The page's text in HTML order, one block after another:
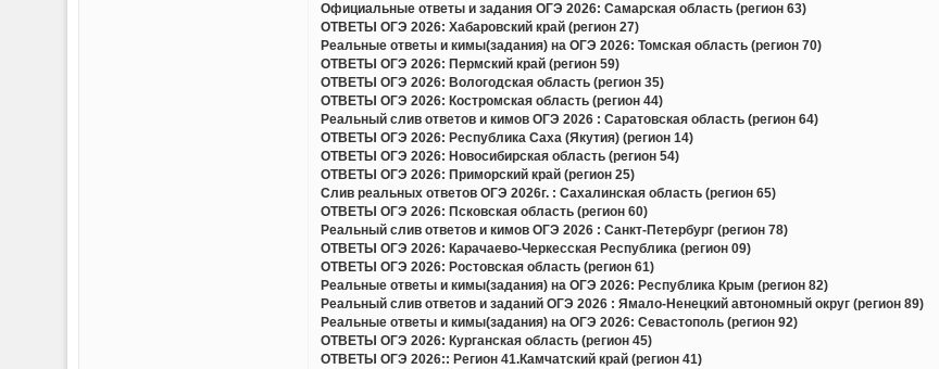
Официальные ответы и задания ОГЭ 2026: Самарская область (регион 63)
ОТВЕТЫ ОГЭ 2026: Хабаровский край (регион 27)
Реальные ответы и кимы(задания) на ОГЭ 2026: Томская область (регион 70)
ОТВЕТЫ ОГЭ 2026: Пермский край (регион 59)
ОТВЕТЫ ОГЭ 2026: Вологодская область (регион 35)
ОТВЕТЫ ОГЭ 2026: Костромская область (регион 44)
Реальный слив ответов и кимов ОГЭ 2026 : Саратовская область (регион 64)
ОТВЕТЫ ОГЭ 2026: Республика Саха (Якутия) (регион 14)
ОТВЕТЫ ОГЭ 2026: Новосибирская область (регион 54)
ОТВЕТЫ ОГЭ 2026: Приморский край (регион 25)
Слив реальных ответов ОГЭ 2026г. : Сахалинская область (регион 65)
ОТВЕТЫ ОГЭ 2026: Псковская область (регион 60)
Реальный слив ответов и кимов ОГЭ 2026 : Санкт-Петербург (регион 78)
ОТВЕТЫ ОГЭ 2026: Карачаево-Черкесская Республика (регион 09)
ОТВЕТЫ ОГЭ 2026: Ростовская область (регион 61)
Реальные ответы и кимы(задания) на ОГЭ 2026: Республика Крым (регион 82)
Реальный слив ответов и заданий ОГЭ 2026 : Ямало-Ненецкий автономный округ (регион 89)
Реальные ответы и кимы(задания) на ОГЭ 2026: Севастополь (регион 92)
ОТВЕТЫ ОГЭ 2026: Курганская область (регион 45)
ОТВЕТЫ ОГЭ 2026:: Регион 41.Камчатский край (регион 41)